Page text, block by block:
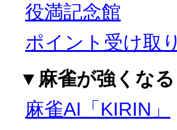
役満記念館
ポイント受け取り
▼麻雀が強くなる
麻雀AI「KIRIN」